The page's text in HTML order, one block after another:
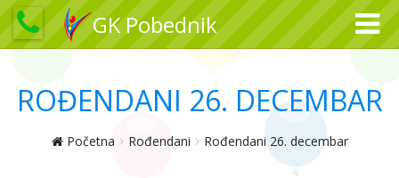
GK Pobednik
ROĐENDANI 26. DECEMBAR
Početna Rođendani Rođendani 26. decembar